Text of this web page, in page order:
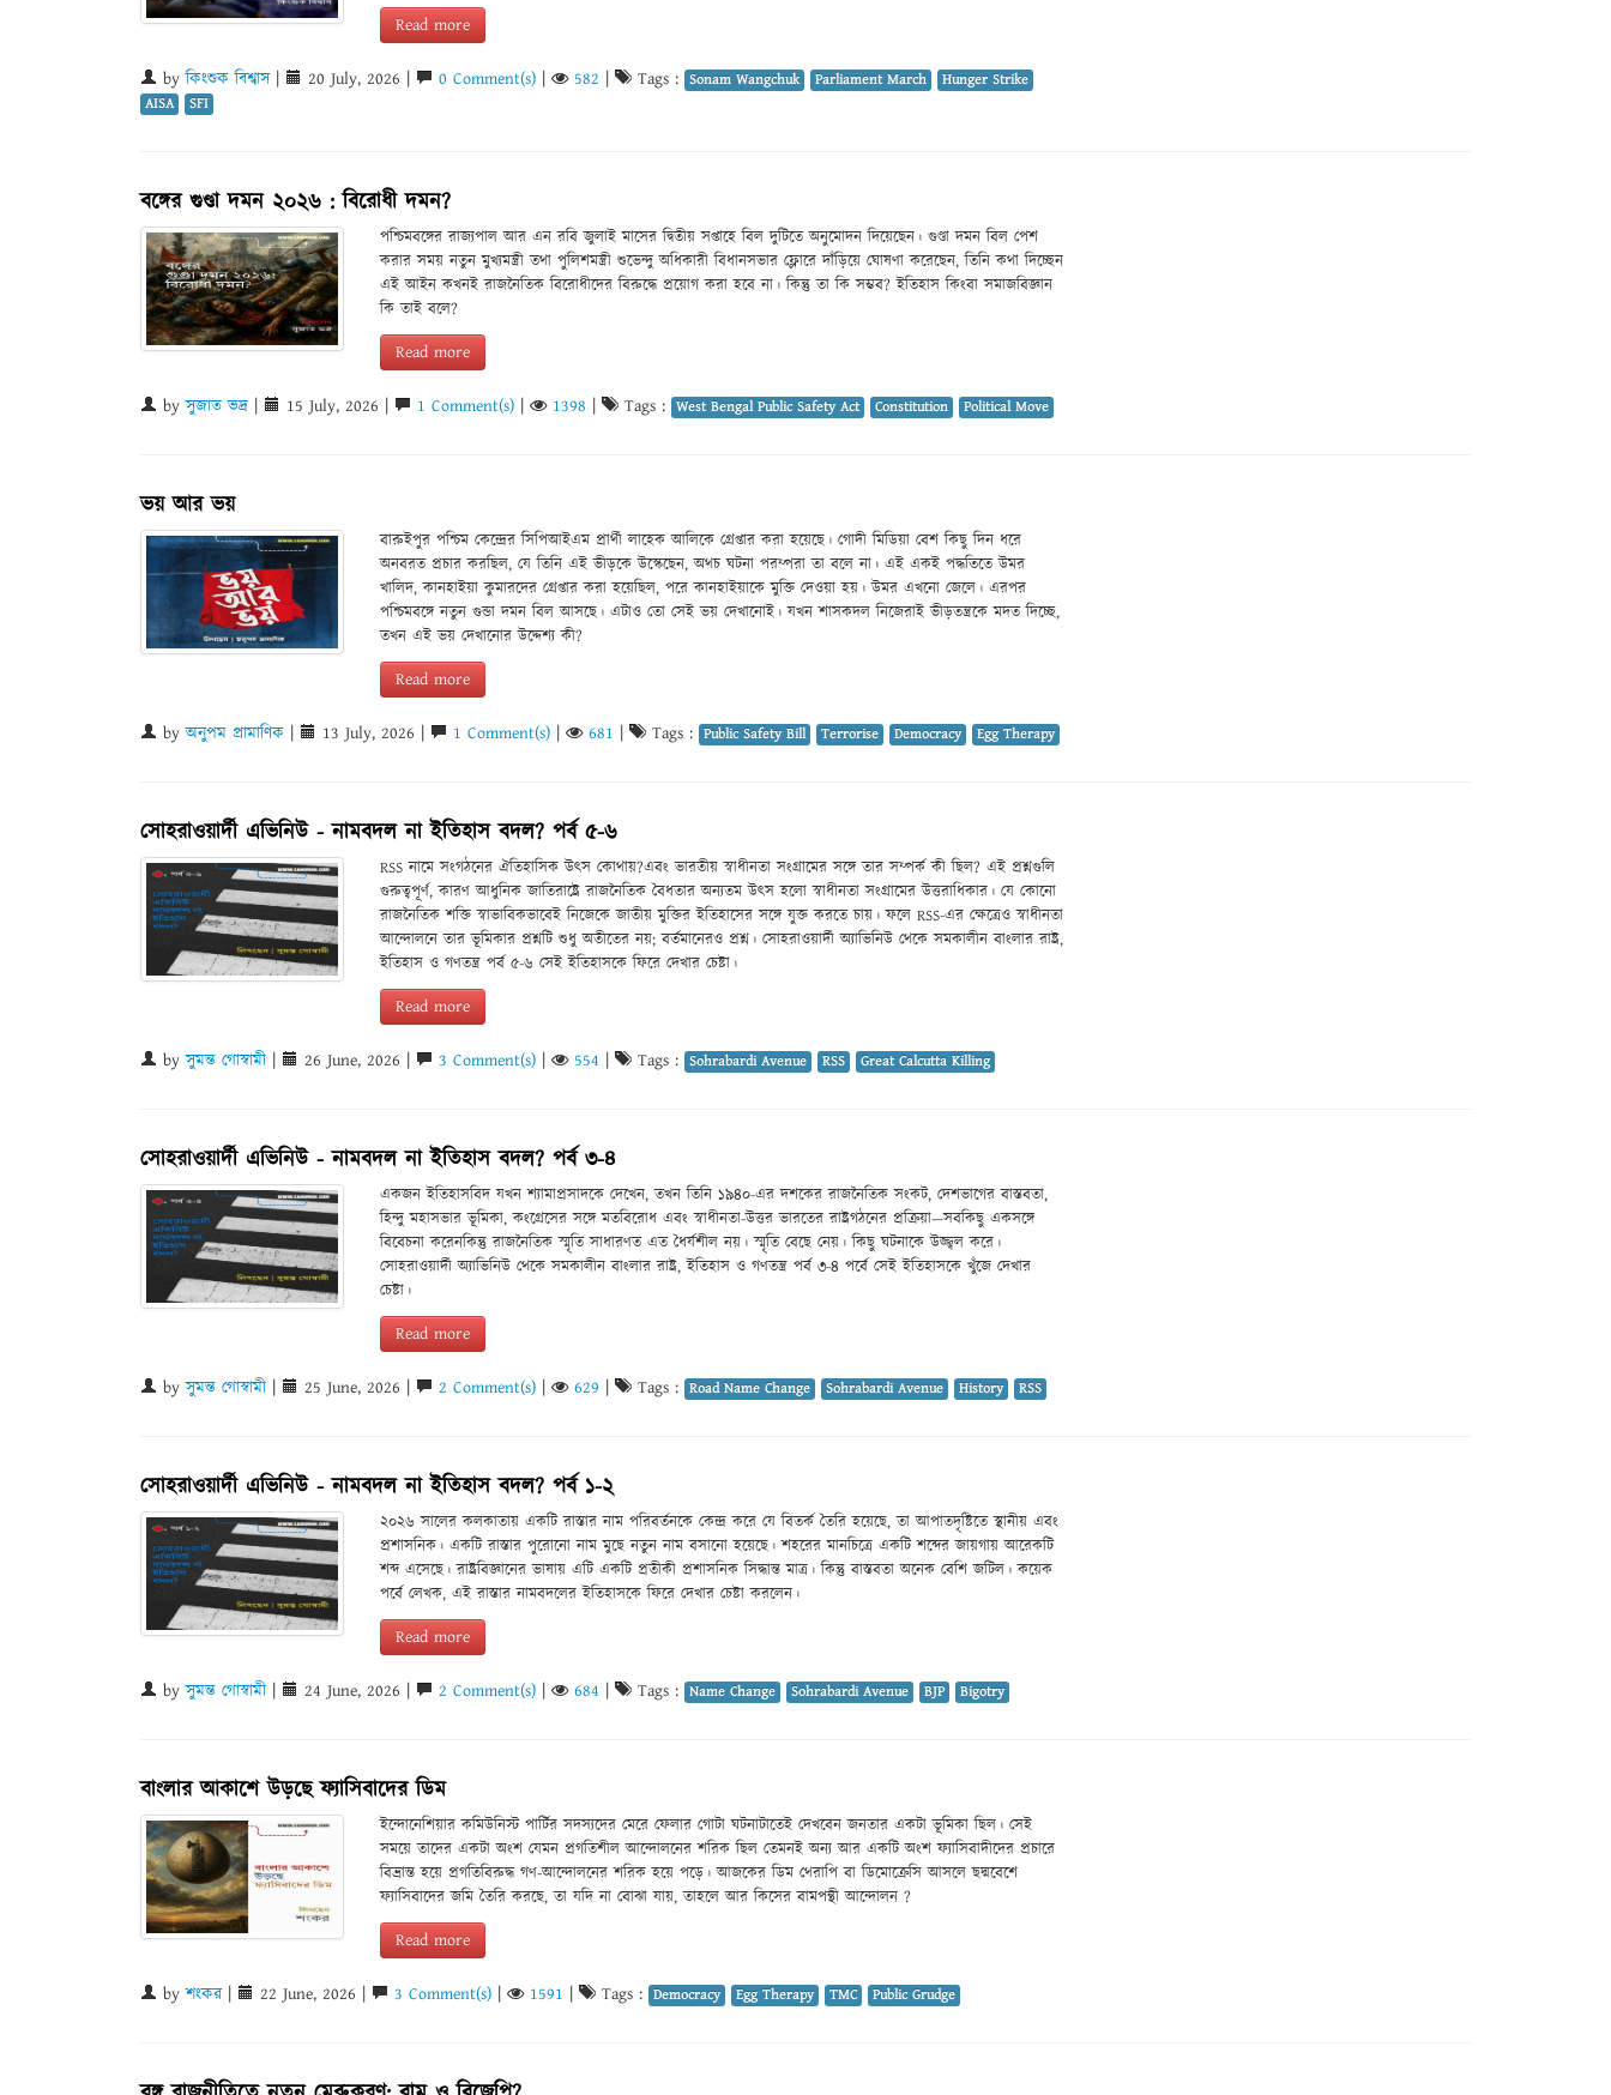
Read more
byকিংশুক বিশ্বাস| 20 July, 2026 | 0 Comment(s) 582 Tags : Sonam Wangchuk Parliament March
Hunger Strike
AISA
SFI
বঙ্গের গুণ্ডা দমন ২০২৬ : বিরোধী দমন?
পশ্চিমবঙ্গের রাজ্যপাল আর এন রবি জুলাই মাসের দ্বিতীয় সপ্তাহে বিল দুটিতে অনুমোদন দিয়েছেন। গুণ্ডা দমন বিল পেশ
করার সময় নতুন মুখ্যমন্ত্রী তথা পুলিশমন্ত্রী শুভেন্দু অধিকারী বিধানসভার ফ্লোরে দাঁড়িয়ে ঘোষণা করেছেন, তিনি কথা দিচ্ছেন
এই আইন কখনই রাজনৈতিক বিরোধীদের বিরুদ্ধে প্রয়োগ করা হবে না। কিন্তু তা কি সম্ভব? ইতিহাস কিংবা সমাজবিজ্ঞান
কি তাই বলে?
Read more
byসুজাত ভদ্র 15 July, 2026 | 1 Comment(s) 1398 Tags : West Bengal Public Safety Act Constitution Political Move
ভয় আর ভয়
বারুইপুর পশ্চিম কেন্দ্রের সিপিআইএম প্রার্থী লাহেক আলিকে গ্রেপ্তার করা হয়েছে। গোদী মিডিয়া বেশ কিছু দিন ধরে
অনবরত প্রচার করছিল, যে তিনি এই ভীড়কে উস্কেছেন, অথচ ঘটনা পরম্পরা তা বলে না। এই একই পদ্ধতিতে উমর
খালিদ, কানহাইয়া কুমারদের গ্রেপ্তার করা হয়েছিল, পরে কানহাইয়াকে মুক্তি দেওয়া হয়। উমর এখনো জেলে। এরপর
পশ্চিমবঙ্গে নতুন গুন্ডা দমন বিল আসছে। এটাও তো সেই ভয় দেখানোই। যখন শাসকদল নিজেরাই ভীড়তন্ত্রকে মদত দিচ্ছে,
তখন এই ভয় দেখানোর উদ্দেশ্য কী?
Read more
byঅনুপম প্রামাণিক 13 July, 2026 | 1 Comment(s) 681 Tags : Public Safety Bill Terrorise Democracy Egg Therapy
সোহরাওয়ার্দী এভিনিউ - নামবদল না ইতিহাস বদল? পর্ব ৫-৬
RSS নামে সংগঠনের ঐতিহাসিক উৎস কোথায়?এবং ভারতীয় স্বাধীনতা সংগ্রামের সঙ্গে তার সম্পর্ক কী ছিল? এই প্রশ্নগুলি
গুরুত্বপূর্ণ, কারণ আধুনিক জাতিরাষ্ট্রে রাজনৈতিক বৈধতার অন্যতম উৎস হলো স্বাধীনতা সংগ্রামের উত্তরাধিকার। যে কোনো
রাজনৈতিক শক্তি স্বাভাবিকভাবেই নিজেকে জাতীয় মুক্তির ইতিহাসের সঙ্গে যুক্ত করতে চায়। ফলে RSS-এর ক্ষেত্রেও স্বাধীনতা
আন্দোলনে তার ভূমিকার প্রশ্নটি শুধু অতীতের নয়; বর্তমানেরও প্রশ্ন। সোহরাওয়ার্দী অ্যাভিনিউ থেকে সমকালীন বাংলার রাষ্ট্র,
ইতিহাস ও গণতন্ত্র পর্ব ৫-৬ সেই ইতিহাসকে ফিরে দেখার চেষ্টা।
Read more
byসুমন্ত গোস্বামী 26 June, 2026 | 3 Comment(s) 554 Tags : Sohrabardi Avenue RSS Great Calcutta Killing
সোহরাওয়ার্দী এভিনিউ - নামবদল না ইতিহাস বদল? পর্ব ৩-৪
একজন ইতিহাসবিদ যখন শ্যামাপ্রসাদকে দেখেন, তখন তিনি ১৯৪০-এর দশকের রাজনৈতিক সংকট, দেশভাগের বাস্তবতা,
হিন্দু মহাসভার ভূমিকা, কংগ্রেসের সঙ্গে মতবিরোধ এবং স্বাধীনতা-উত্তর ভারতের রাষ্ট্রগঠনের প্রক্রিয়া—সবকিছু একসঙ্গে
বিবেচনা করেনকিন্তু রাজনৈতিক স্মৃতি সাধারণত এত ধৈর্যশীল নয়। স্মৃতি বেছে নেয়। কিছু ঘটনাকে উজ্জ্বল করে।
সোহরাওয়ার্দী অ্যাভিনিউ থেকে সমকালীন বাংলার রাষ্ট্র, ইতিহাস ও গণতন্ত্র পর্ব ৩-৪ পর্বে সেই ইতিহাসকে খুঁজে দেখার
চেষ্টা।
Read more
byসুমন্ত গোস্বামী 25 June, 2026 | 2 Comment(s) 629 Tags : Road Name Change Sohrabardi Avenue History RSS
সোহরাওয়ার্দী এভিনিউ - নামবদল না ইতিহাস বদল? পর্ব ১-২
২০২৬ সালের কলকাতায় একটি রাস্তার নাম পরিবর্তনকে কেন্দ্র করে যে বিতর্ক তৈরি হয়েছে, তা আপাতদৃষ্টিতে স্থানীয় এবং
প্রশাসনিক। একটি রাস্তার পুরোনো নাম মুছে নতুন নাম বসানো হয়েছে। শহরের মানচিত্রে একটি শব্দের জায়গায় আরেকটি
শব্দ এসেছে। রাষ্ট্রবিজ্ঞানের ভাষায় এটি একটি প্রতীকী প্রশাসনিক সিদ্ধান্ত মাত্র। কিন্তু বাস্তবতা অনেক বেশি জটিল। কয়েক
পর্বে লেখক, এই রাস্তার নামবদলের ইতিহাসকে ফিরে দেখার চেষ্টা করলেন।
Read more
byসুমন্ত গোস্বামী 24 June, 2026 | 2 Comment(s) 684 Tags : Name Change Sohrabardi Avenue BJP Bigotry
বাংলার আকাশে উড়ছে ফ্যাসিবাদের ডিম
ইন্দোনেশিয়ার কমিউনিস্ট পার্টির সদস্যদের মেরে ফেলার গোটা ঘটনাটাতেই দেখবেন জনতার একটা ভূমিকা ছিল। সেই
সময়ে তাদের একটা অংশ যেমন প্রগতিশীল আন্দোলনের শরিক ছিল তেমনই অন্য আর একটি অংশ ফ্যাসিবাদীদের প্রচারে
বিভ্রান্ত হয়ে প্রগতিবিরুদ্ধ গণ-আন্দোলনের শরিক হয়ে পড়ে। আজকের ডিম থেরাপি বা ডিমোক্রেসি আসলে ছদ্মবেশে
ফ্যাসিবাদের জমি তৈরি করছে, তা যদি না বোঝা যায়, তাহলে আর কিসের বামপন্থী আন্দোলন ?
Read more
byশংকর| 22 June, 2026 | 3 Comment(s) 1591 Tags : Democracy Egg Therapy TMC Public Grudge